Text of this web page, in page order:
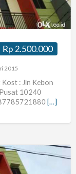
Rp 2.500.000
2015
: Jln Kebon
10240
[…]